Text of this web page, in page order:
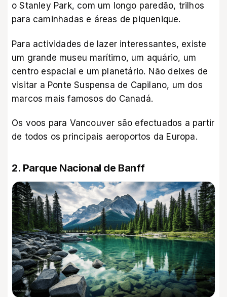
o Stanley Park, com um longo paredão, trilhos
para caminhadas e áreas de piquenique.
Para actividades de lazer interessantes, existe
um grande museu marítimo, um aquário, um
centro espacial e um planetário. Não deixes de
visitar a Ponte Suspensa de Capilano, um dos
marcos mais famosos do Canadá.
Os voos para Vancouver são efectuados a partir
de todos os principais aeroportos da Europa.
2. Parque Nacional de Banff